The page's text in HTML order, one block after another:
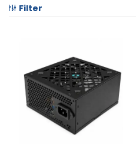
Filter